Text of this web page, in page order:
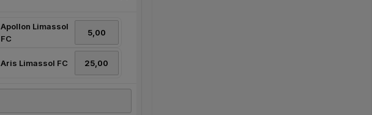
Apollon Limassol
FC
Aris Limassol FC